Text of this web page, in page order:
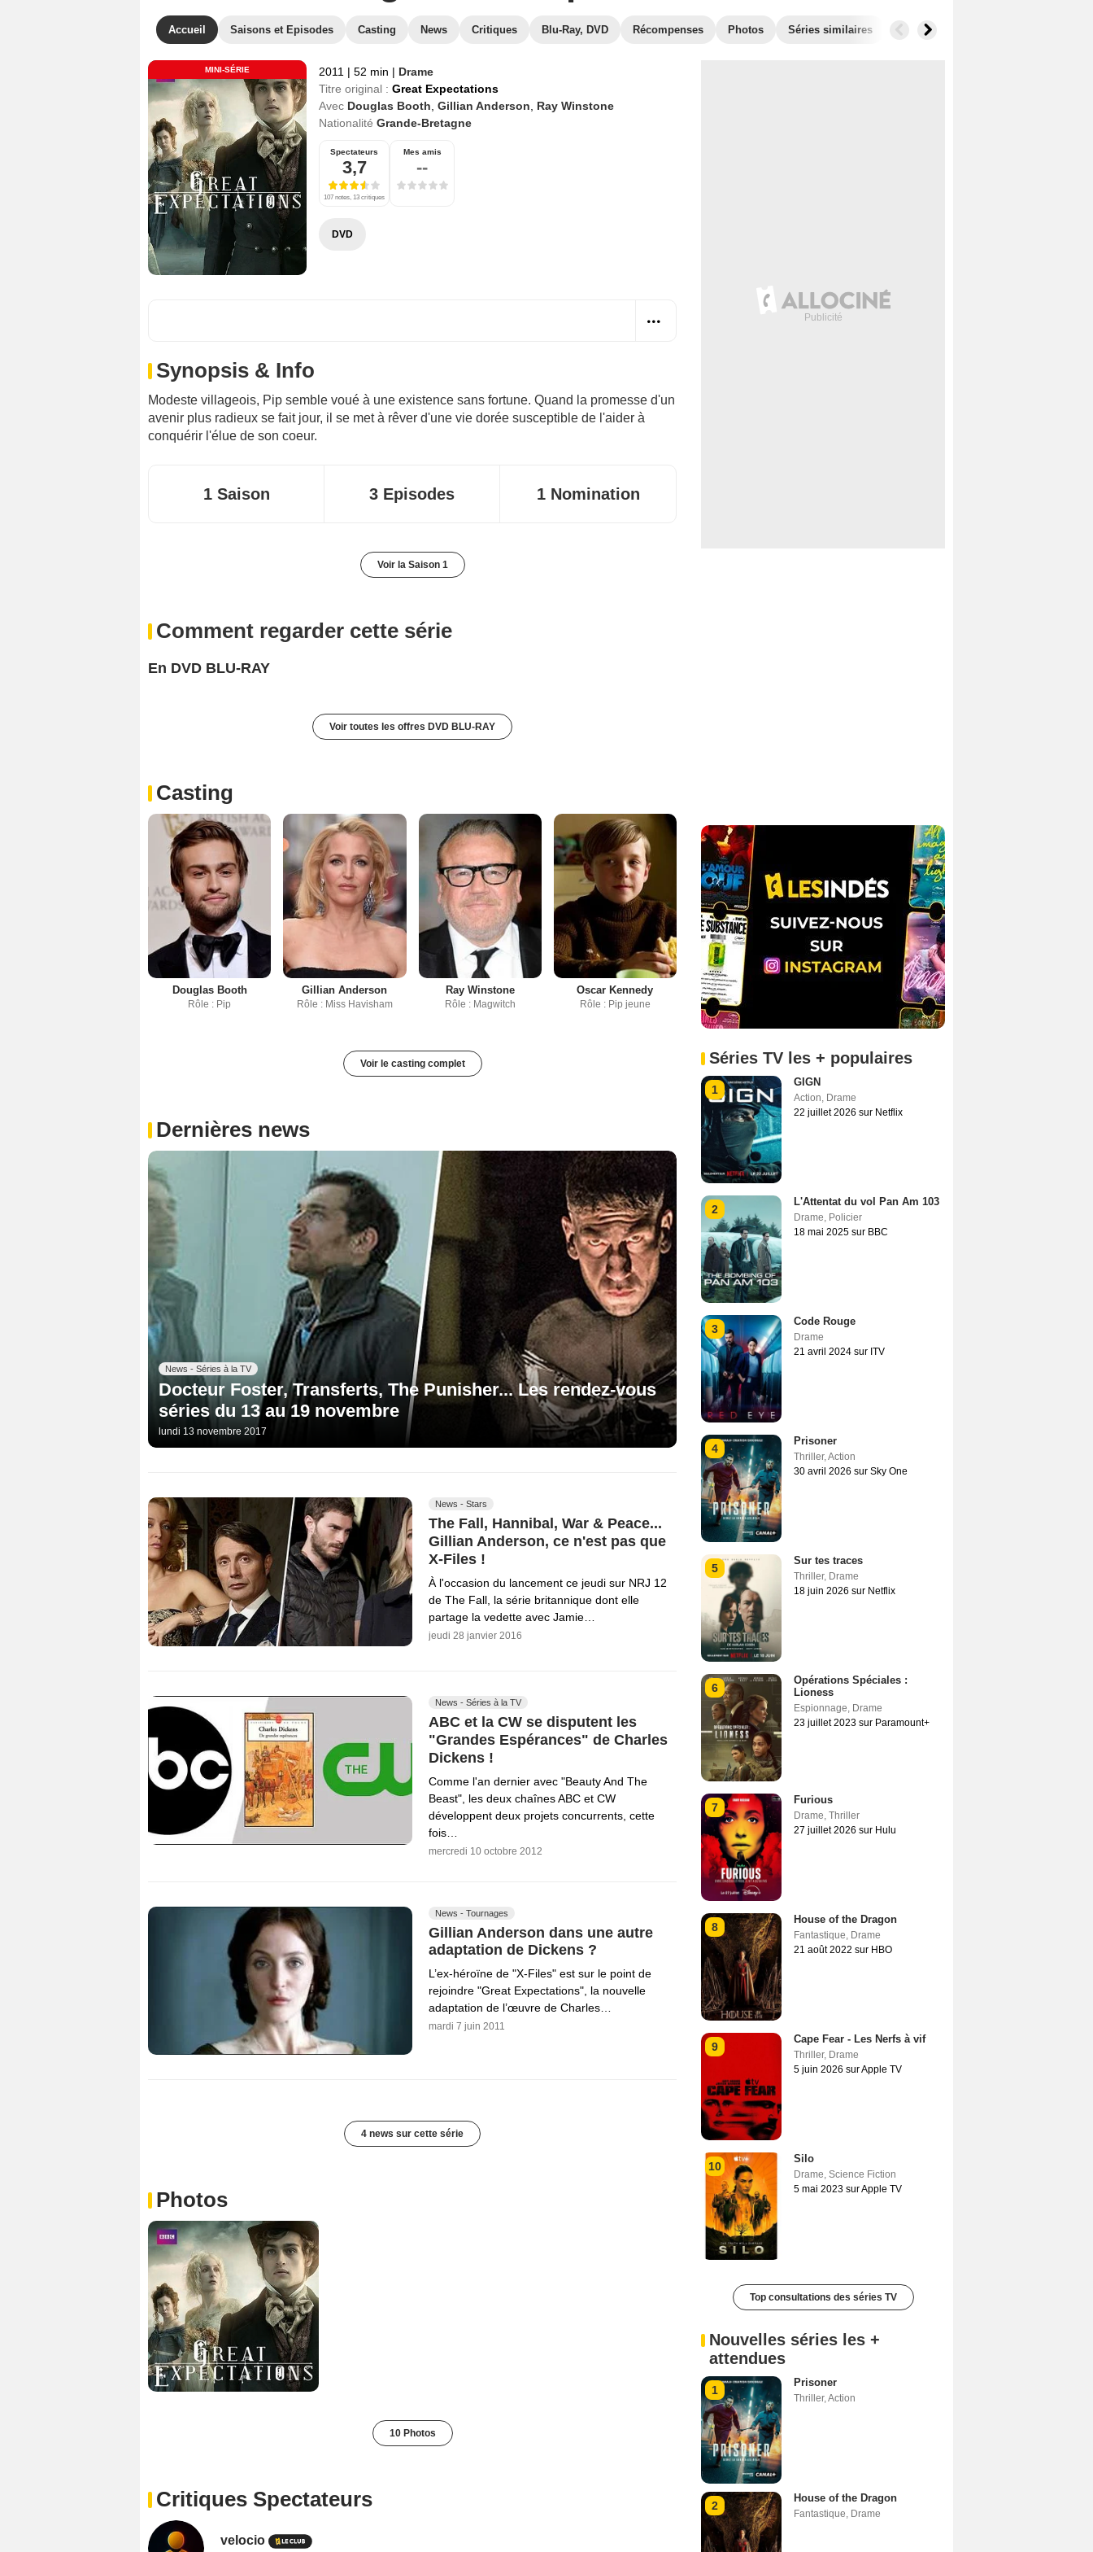
Accueil Saisons et Episodes Casting News Critiques Blu-Ray, DVD Récompenses Photos Séries similaires
MINI-SÉRIE 2011 | 52 min | Drame
Titre original : Great Expectations
Avec Douglas Booth Gillian Anderson
Ray Winstone
Nationalité Grande-Bretagne
Spectateurs
3,7
107 notes, 13 critiques
Mes amis
--
DVD
Synopsis & Info
Modeste villageois, Pip semble voué à une existence sans fortune. Quand la promesse d'un
avenir plus radieux se fait jour, il se met à rêver d'une vie dorée susceptible de l'aider à
conquérir l'élue de son coeur.
1 Saison 3 Episodes 1 Nomination
Voir la Saison 1
Comment regarder cette série
En DVD BLU-RAY
Voir toutes les offres DVD BLU-RAY
Casting
Douglas Booth
Rôle : Pip
Gillian Anderson
Rôle : Miss Havisham
Ray Winstone
Rôle : Magwitch
Oscar Kennedy
Rôle : Pip jeune
Voir le casting complet
Dernières news
News - Séries à la TV
Docteur Foster, Transferts, The Punisher... Les rendez-vous
séries du 13 au 19 novembre
lundi 13 novembre 2017
News - Stars
The Fall, Hannibal, War & Peace...
Gillian Anderson, ce n'est pas que
X-Files !
À l'occasion du lancement ce jeudi sur NRJ 12
de The Fall, la série britannique dont elle
partage la vedette avec Jamie…
jeudi 28 janvier 2016
News - Séries à la TV
ABC et la CW se disputent les
"Grandes Espérances" de Charles
Dickens !
Comme l'an dernier avec "Beauty And The
Beast", les deux chaînes ABC et CW
développent deux projets concurrents, cette
fois…
mercredi 10 octobre 2012
News - Tournages
Gillian Anderson dans une autre
adaptation de Dickens ?
L’ex-héroïne de "X-Files" est sur le point de
rejoindre "Great Expectations", la nouvelle
adaptation de l’œuvre de Charles…
mardi 7 juin 2011
4 news sur cette série
Photos
10 Photos
Critiques Spectateurs
velocio
Séries TV les + populaires
1
GIGN
Action, Drame
22 juillet 2026 sur Netflix
2
L'Attentat du vol Pan Am 103
Drame, Policier
18 mai 2025 sur BBC
3
Code Rouge
Drame
21 avril 2024 sur ITV
4
Prisoner
Thriller,Action
30 avril 2026 sur Sky One
5
Sur tes traces
Thriller, Drame
18 juin 2026 sur Netflix
6
Opérations Spéciales :
Lioness
Espionnage, Drame
23 juillet 2023 sur Paramount+
7
Furious
Drame, Thriller
27 juillet 2026 sur Hulu
8
House of the Dragon
Fantastique, Drame
21 août 2022 sur HBO
9
Cape Fear - Les Nerfs à vif
Thriller, Drame
5 juin 2026 sur Apple TV
10
Silo
Drame, Science Fiction
5 mai 2023 sur Apple TV
Top consultations des séries TV
Nouvelles séries les +
attendues
1
Prisoner
Thriller,Action
2
House of the Dragon
Fantastique, Drame